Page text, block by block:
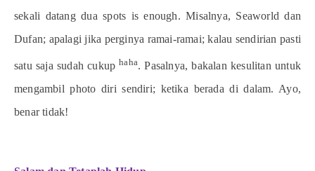
sekali datang dua spots is enough. Misalnya, Seaworld dan
Dufan; apalagi jika perginya ramai-ramai; kalau sendirian pasti
satu saja sudah cukuphaha. Pasalnya, bakalan kesulitan untuk
mengambil photo diri sendiri; ketika berada di dalam. Ayo,
benar tidak!